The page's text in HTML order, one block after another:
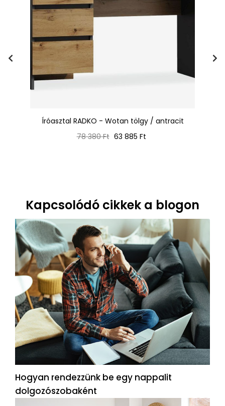
Íróasztal RADKO - Wotan tölgy / antracit
Normál
78 380 Ft Ár
63 885 Ft
Kapcsolódó cikkek a blogon
Hogyan rendezzünk be egy nappalit
dolgozószobaként